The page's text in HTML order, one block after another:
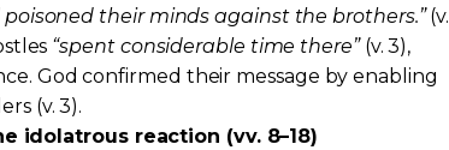
their minds against the brothers.”(v.
“spent considerable time there”(v. 3),
God confirmed their message by enabling
(v. 3).
idolatrous reaction (vv. 8–18)